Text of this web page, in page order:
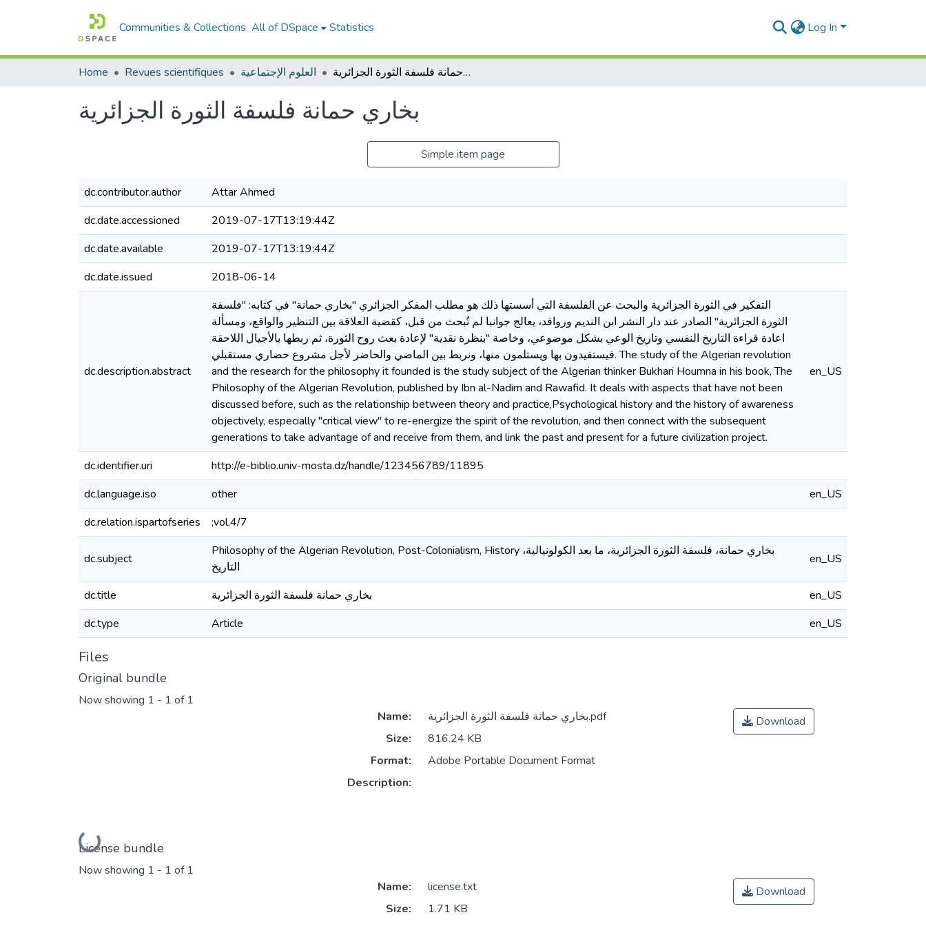
Communities & Collections All of DSpace Statistics Log In
Home Revues scientifiques العلوم الإجتماعية بخاري حمانة فلسفة الثورة الجزائرية
بخاري حمانة فلسفة الثورة الجزائرية
Simple item page
dc.contributor.author
Attar Ahmed
dc.date.accessioned
2019-07-17T13:19:44Z
dc.date.available
2019-07-17T13:19:44Z
dc.date.issued
2018-06-14
dc.description.abstract
التفكير في الثورة الجزائرية والبحث عن الفلسفة التي أسستها ذلك هو مطلب المفكر الجزائري "بخاري حمانة" في كتابه: "فلسفة
الثورة الجزائرية" الصادر عند دار النشر ابن النديم وروافد، يعالج جوانبا لم تُبحث من قبل، كقضية العلاقة بين التنظير والواقع، ومسألة
اعادة قراءة التاريخ النفسي وتاريخ الوعي بشكل موضوعي، وخاصة "بنظرة نقدية" لإعادة بعث روح الثورة، ثم ربطها بالأجيال اللاحقة
فيستفيدون بها ويستلمون منها، ونربط بين الماضي والحاضر لأجل مشروع حضاري مستقبلي. The study of the Algerian revolution
and the research for the philosophy it founded is the study subject of the Algerian thinker Bukhari Houmna in his book, The
Philosophy of the Algerian Revolution, published by Ibn al-Nadim and Rawafid. It deals with aspects that have not been
discussed before, such as the relationship between theory and practice,Psychological history and the history of awareness
objectively, especially "critical view" to re-energize the spirit of the revolution, and then connect with the subsequent
generations to take advantage of and receive from them, and link the past and present for a future civilization project.
en_US
dc.identifier.uri
http://e-biblio.univ-mosta.dz/handle/123456789/11895
dc.language.iso
other
en_US
dc.relation.ispartofseries
;vol.4/7
dc.subject
Philosophy of the Algerian Revolution, Post-Colonialism, History بخاري حمانة، فلسفة الثورة الجزائرية، ما بعد الكولونيالية،
التاريخ
en_US
dc.title بخاري حمانة فلسفة الثورة الجزائرية
en_US
dc.type
Article en_US
Files
Original bundle
Now showing 1 - 1 of 1
Loading...
Name:
بخاري حمانة فلسفة الثورة الجزائرية.pdf
Size:
816.24 KB
Format:
Adobe Portable Document Format
Description:
Download
License bundle
Now showing 1 - 1 of 1
Name:
license.txt
Size:
1.71 KB
Download